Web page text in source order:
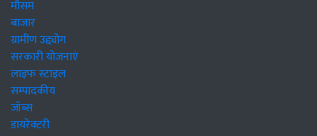
मौसम
बाजार
ग्रामीण उद्द्योग
सरकारी योजनाएं
लाइफ स्टाइल
सम्पादकीय
जॉब्स
डायरेक्टरी